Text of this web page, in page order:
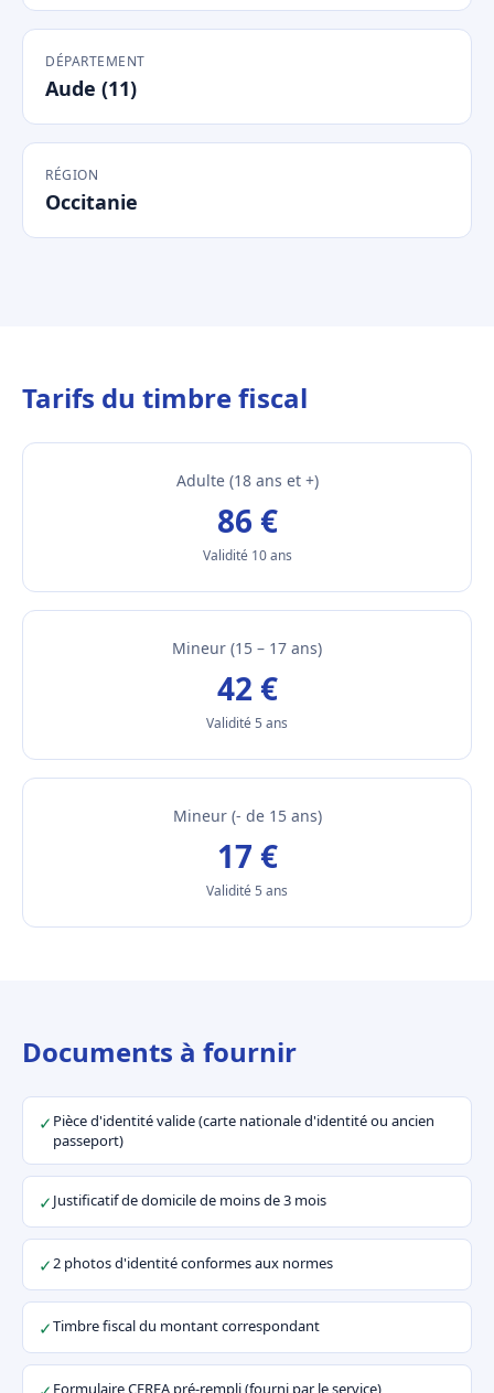
DÉPARTEMENT
Aude (11)
RÉGION
Occitanie
Tarifs du timbre fiscal
Adulte (18 ans et +)
86 €
Validité 10 ans
Mineur (15 – 17 ans)
42 €
Validité 5 ans
Mineur (- de 15 ans)
17 €
Validité 5 ans
Documents à fournir
✓ Pièce d'identité valide (carte nationale d'identité ou ancien
passeport)
✓Justificatif de domicile de moins de 3 mois
✓2 photos d'identité conformes aux normes
✓Timbre fiscal du montant correspondant
Formulaire CERFA pré-rempli (fourni par le service)